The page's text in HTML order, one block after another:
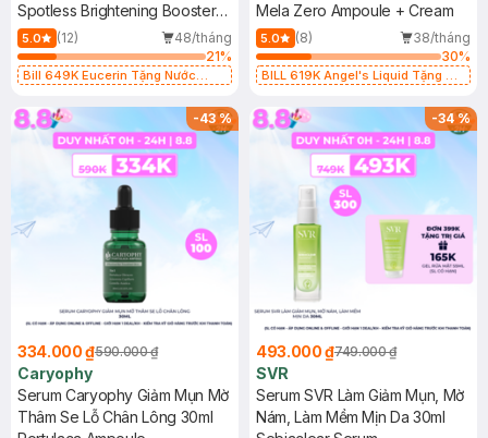
Spotless Brightening Booster
Serum
5.0 (12)
48/tháng
21%
Bill 649K Eucerin Tặng Nước
(SL có hạn)
Giảm Thâm Nám Chuyên Biệt
Mela Zero Ampoule + Cream
5.0 (8)
38/tháng
30%
BILL 619K Angel's Liquid Tặng 01
Sáng Da 30g (SL có hạn)
-43%
334.000 ₫590.000 ₫
Caryophy
Serum Caryophy Giảm Mụn Mờ
Thâm Se Lỗ Chân Lông 30ml
-34%
493.000 ₫749.000 ₫
SVR
Serum SVR Làm Giảm Mụn, Mờ
Nám, Làm Mềm Mịn Da 30ml